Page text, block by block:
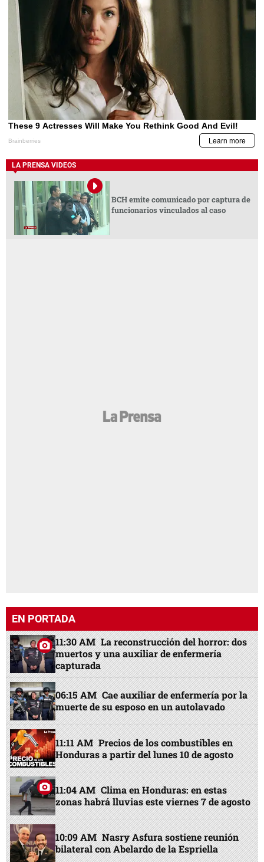
LA PRENSA VIDEOS
BCH emite comunicado por captura de
funcionarios vinculados al caso
EN PORTADA
11:30 AM La reconstrucción del horror: dos
muertos y una auxiliar de enfermería
capturada
06:15 AM Cae auxiliar de enfermería por la
muerte de su esposo en un autolavado
11:11 AM Precios de los combustibles en
Honduras a partir del lunes 10 de agosto
11:04 AM Clima en Honduras: en estas
zonas habrá lluvias este viernes 7 de agosto
10:09 AM Nasry Asfura sostiene reunión
bilateral con Abelardo de la Espriella